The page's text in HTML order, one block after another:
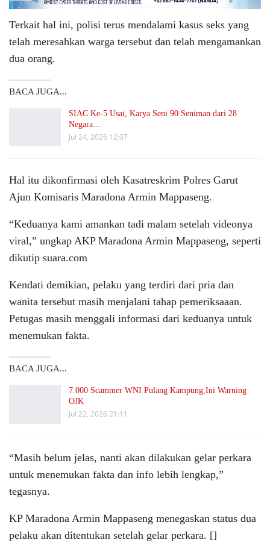
Terkait hal ini, polisi terus mendalami kasus seks yang
telah meresahkan warga tersebut dan telah mengamankan
dua orang.
BACA JUGA...
SIAC Ke-5 Usai, Karya Seni 90 Seniman dari 28
Negara…
Jul 24, 2026 12:07
Hal itu dikonfirmasi oleh Kasatreskrim Polres Garut
Ajun Komisaris Maradona Armin Mappaseng.
“Keduanya kami amankan tadi malam setelah videonya
viral,” ungkap AKP Maradona Armin Mappaseng, seperti
dikutip suara.com
Kendati demikian, pelaku yang terdiri dari pria dan
wanita tersebut masih menjalani tahap pemeriksaaan.
Petugas masih menggali informasi dari keduanya untuk
menemukan fakta.
BACA JUGA...
7.000 Scammer WNI Pulang Kampung,Ini Warning
OJK
Jul 22, 2026 21:11
“Masih belum jelas, nanti akan dilakukan gelar perkara
untuk menemukan fakta dan info lebih lengkap,”
tegasnya.
KP Maradona Armin Mappaseng menegaskan status dua
pelaku akan ditentukan setelah gelar perkara. []